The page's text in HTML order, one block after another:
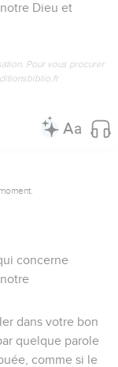
Dieu et
Pour vous procurer
concerne
dans votre bon
quelque parole
comme si le